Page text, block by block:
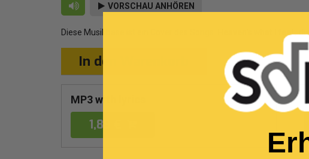
VORSCHAU ANHÖREN
Diese Musikbase ist ein Cover des Songs Heaven's what I feel,
In den Warenkorb
MP3 with lyrics
1,89 €